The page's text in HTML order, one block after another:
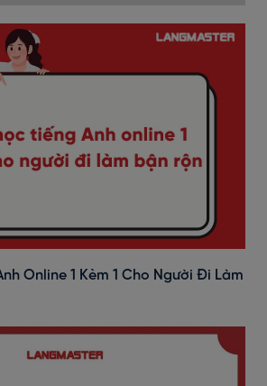
Online 1 Kèm 1 Cho Người Đi Làm